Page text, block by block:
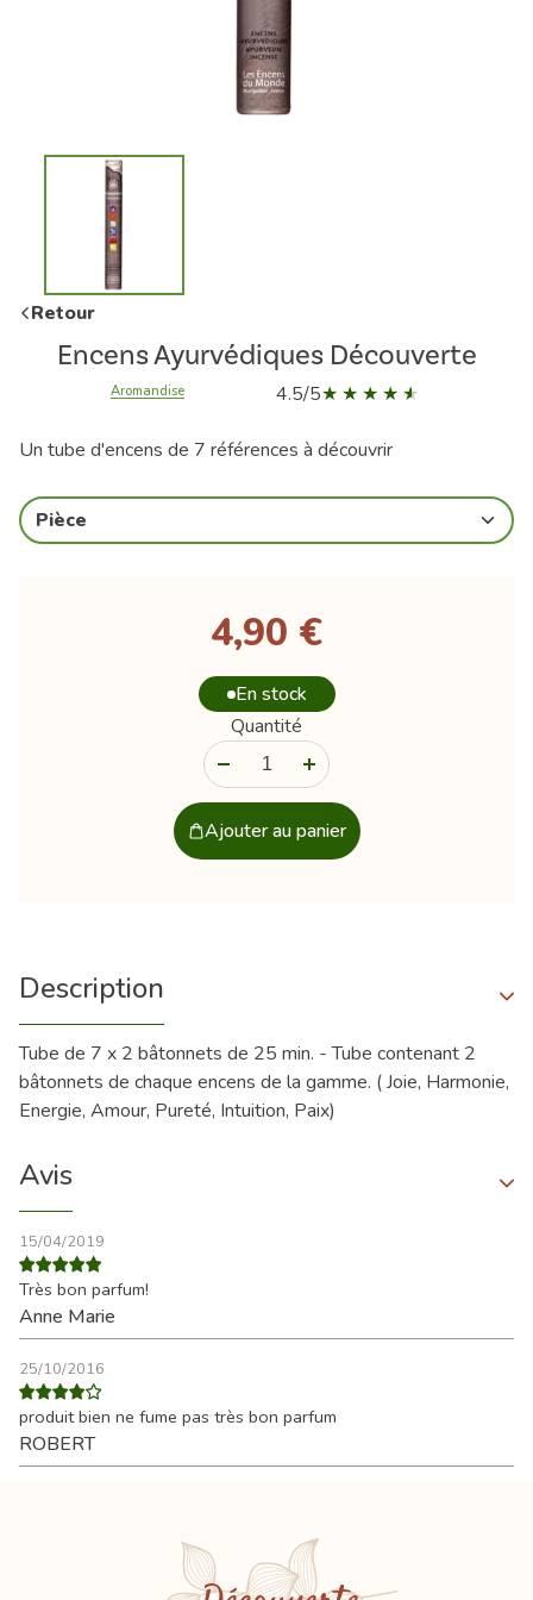
Retour
Encens Ayurvédiques Découverte
Aromandise 4.5/5
Un tube d'encens de 7 références à découvrir
Pièce
4,90 €
En stock
Quantité
Ajouter au panier
Description
Tube de 7 x 2 bâtonnets de 25 min. - Tube contenant 2
bâtonnets de chaque encens de la gamme. ( Joie, Harmonie,
Energie, Amour, Pureté, Intuition, Paix)
Avis
15/04/2019
Très bon parfum!
Anne Marie
25/10/2016
produit bien ne fume pas très bon parfum
ROBERT